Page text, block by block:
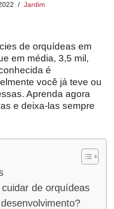
Jardim
de orquídeas em
em média, 3,5 mil,
é
você já teve ou
Aprenda agora
e deixa-las sempre
de orquídeas